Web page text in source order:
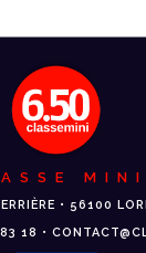
MINI
• 56100
18 •